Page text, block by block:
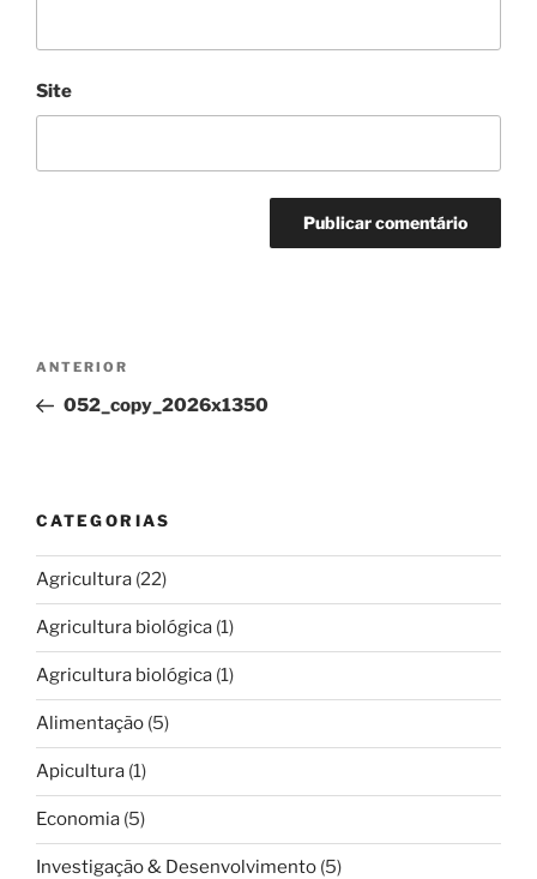
Site
Navegação
artigos
Conteúdo
anterior
ANTERIOR
052_copy_2026x1350
CATEGORIAS
Agricultura (22)
Agricultura biológica (1)
Agricultura biológica (1)
Alimentação (5)
Apicultura (1)
Economia (5)
Investigação & Desenvolvimento (5)